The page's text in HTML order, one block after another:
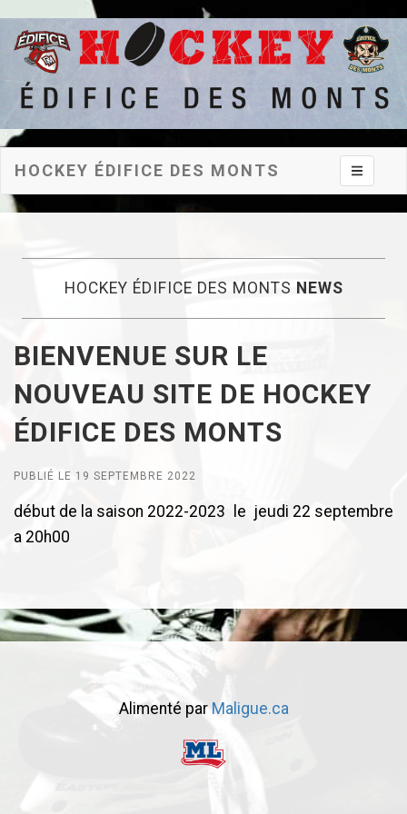
HOCKEY ÉDIFICE DES MONTS Toggle
HOCKEY ÉDIFICE DES MONTS NEWS
BIENVENUE SUR LE
NOUVEAU SITE DE HOCKEY
ÉDIFICE DES MONTS
PUBLIÉ LE 19 SEPTEMBRE 2022
début de la saison 2022-2023 le jeudi 22 septembre
a 20h00
Alimenté parMaligue.ca